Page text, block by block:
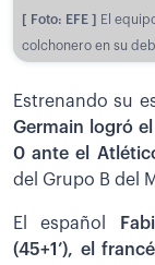
[ Foto: EFE ]
El
colchonero en su
Estrenando su
Germain logró
0 ante el
del Grupo B del
El español
(45+1’), el